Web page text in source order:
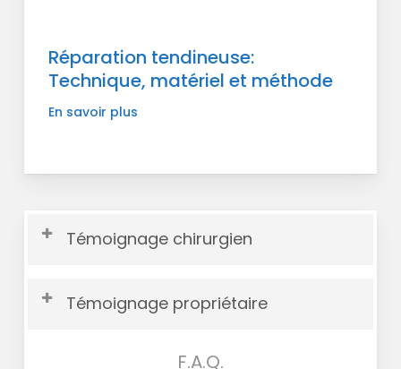
Votre panier est vide.
tendineuse:
Technique,
et
Réparation tendineuse:
Technique, matériel et méthode
En savoir plus
Témoignage chirurgien
Témoignage propriétaire
F.A.Q.